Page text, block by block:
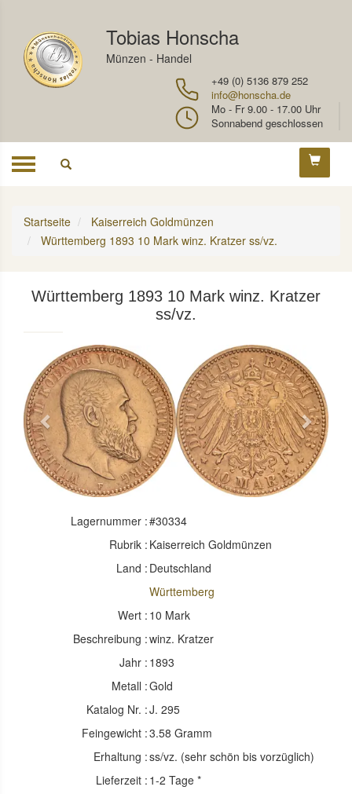
Tobias Honscha
Münzen - Handel
+49 (0) 5136 879 252
info@honscha.de
Mo - Fr 9.00 - 17.00 Uhr
Sonnabend geschlossen
Toggle
Startseite
Kaiserreich Goldmünzen
Württemberg 1893 10 Mark winz. Kratzer ss/vz.
Württemberg 1893 10 Mark winz. Kratzer
ss/vz.
Previous Next
Lagernummer :#30334
Rubrik : Kaiserreich Goldmünzen
Land : Deutschland
Württemberg
Wert : 10 Mark
Beschreibung :winz. Kratzer
Jahr : 1893
Metall :Gold
Katalog Nr. :J. 295
Feingewicht :3.58 Gramm
Erhaltung :ss/vz. (sehr schön bis vorzüglich)
Lieferzeit : 1-2 Tage *